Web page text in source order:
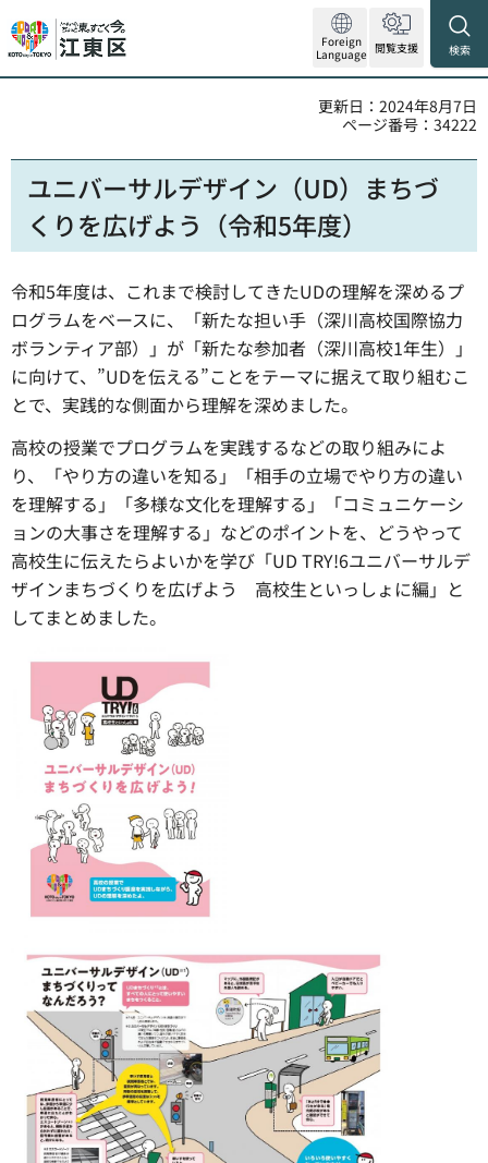
Foreign
Language 閲覧支援 検索
更新日：2024年8月7日
ページ番号：34222
ユニバーサルデザイン（UD）まちづ
くりを広げよう（令和5年度）
令和5年度は、これまで検討してきたUDの理解を深めるプ
ログラムをベースに、「新たな担い手（深川高校国際協力
ボランティア部）」が「新たな参加者（深川高校1年生）」
に向けて、”UDを伝える”ことをテーマに据えて取り組むこ
とで、実践的な側面から理解を深めました。
高校の授業でプログラムを実践するなどの取り組みによ
り、「やり方の違いを知る」「相手の立場でやり方の違い
を理解する」「多様な文化を理解する」「コミュニケーシ
ョンの大事さを理解する」などのポイントを、どうやって
高校生に伝えたらよいかを学び「UD TRY!6ユニバーサルデ
ザインまちづくりを広げよう 高校生といっしょに編」と
してまとめました。